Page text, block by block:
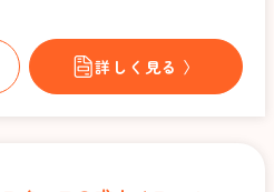
詳しく見る 〉